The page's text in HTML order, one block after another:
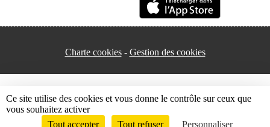
Charte cookies Gestion des cookies
Envie de participer ?
Ce site utilise des cookies et vous donne le contrôle sur ceux que
vous souhaitez activer
Tout accepter
Tout refuser Personnaliser